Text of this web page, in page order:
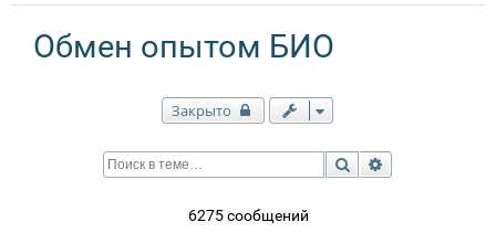
Обмен опытом БИО
Закрыто
Поиск
6275 сообщений